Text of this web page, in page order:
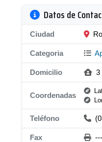
Datos de
Ciudad
Categoria
Domicilio 3
Coordenadas
Teléfono
Fax ---